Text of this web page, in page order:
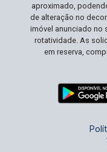
aproximado,
de alteração no
imóvel anunciado no
rotatividade. As
em reserva,